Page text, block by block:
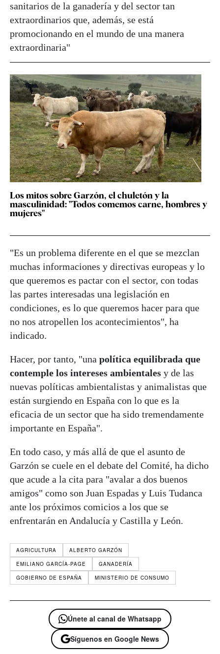
sanitarios de la ganadería y del sector tan
extraordinarios que, además, se está
promocionando en el mundo de una manera
extraordinaria"
Los mitos sobre Garzón, el chuletón y la
masculinidad: "Todos comemos carne, hombres y
mujeres"
"Es un problema diferente en el que se mezclan
muchas informaciones y directivas europeas y lo
que queremos es pactar con el sector, con todas
las partes interesadas una legislación en
condiciones, es lo que queremos hacer para que
no nos atropellen los acontecimientos", ha
indicado.
Hacer, por tanto, "una política equilibrada que
contemple los intereses ambientales y de las
nuevas políticas ambientalistas y animalistas que
están surgiendo en España con lo que es la
eficacia de un sector que ha sido tremendamente
importante en España".
En todo caso, y más allá de que el asunto de
Garzón se cuele en el debate del Comité, ha dicho
que acude a la cita para "avalar a dos buenos
amigos" como son Juan Espadas y Luis Tudanca
ante los próximos comicios a los que se
enfrentarán en Andalucía y Castilla y León.
AGRICULTURA
ALBERTO GARZÓN
EMILIANO GARCÍA-PAGE
GANADERÍA
GOBIERNO DE ESPAÑA
MINISTERIO DE CONSUMO
Únete al canal de Whatsapp
Síguenos en Google News